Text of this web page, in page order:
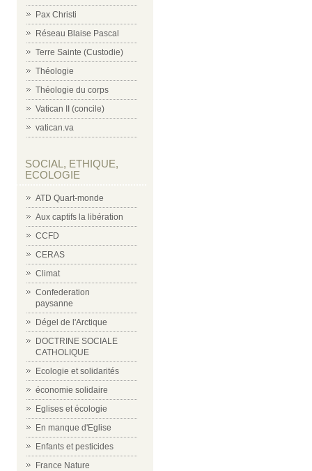
Pax Christi
Réseau Blaise Pascal
Terre Sainte (Custodie)
Théologie
Théologie du corps
Vatican II (concile)
vatican.va
SOCIAL, ETHIQUE,
ECOLOGIE
ATD Quart-monde
Aux captifs la libération
CCFD
CERAS
Climat
Confederation
paysanne
Dégel de l'Arctique
DOCTRINE SOCIALE
CATHOLIQUE
Ecologie et solidarités
économie solidaire
Eglises et écologie
En manque d'Eglise
Enfants et pesticides
France Nature